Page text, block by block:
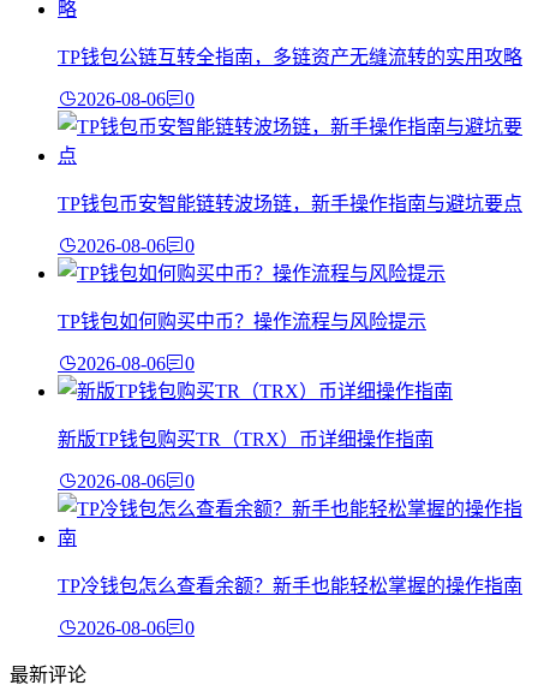
TP钱包公链互转全指南，多链资产无缝流转的实用攻略
2026-08-06 0
TP钱包币安智能链转波场链，新手操作指南与避坑要点
2026-08-06 0
TP钱包如何购买中币？操作流程与风险提示
2026-08-06 0
新版TP钱包购买TR（TRX）币详细操作指南
2026-08-06 0
TP冷钱包怎么查看余额？新手也能轻松掌握的操作指南
2026-08-06 0
最新评论